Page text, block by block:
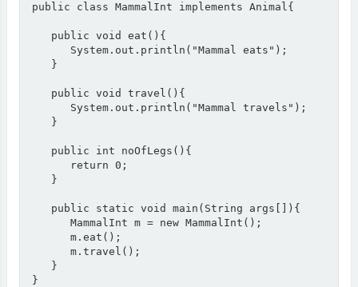
public class MammalInt implements Animal{
}